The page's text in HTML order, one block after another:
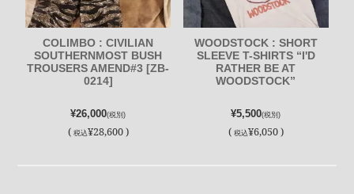
COLIMBO : CIVILIAN
SOUTHERNMOST BUSH
TROUSERS AMEND#3 [ZB-
0214]
¥26,000(税別)
( 税込¥28,600 )
WOODSTOCK : SHORT
SLEEVE T-SHIRTS “I'D
RATHER BE AT
WOODSTOCK”
¥5,500(税別)
( 税込¥6,050 )